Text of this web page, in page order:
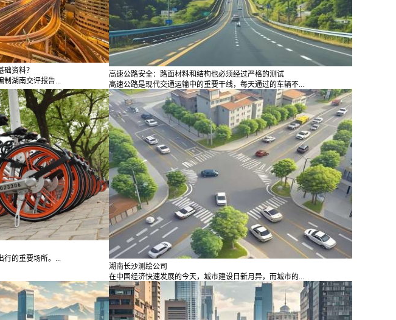
资料？
制湖南交评报告...
高速公路安全：路面材料和结构也必须经过严格的测试
高速公路是现代交通运输中的重要干线，每天通过的车辆不...
行的重要场所。...
湖南长沙测绘公司
在中国经济快速发展的今天，城市建设日新月异，而城市的...